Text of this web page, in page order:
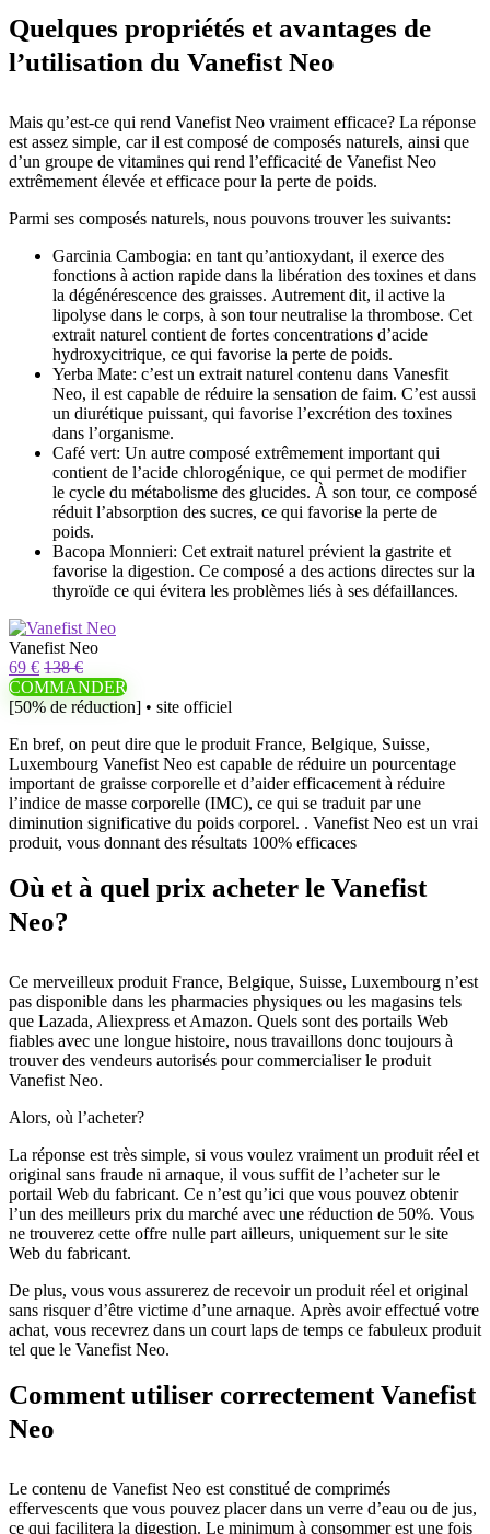
Quelques propriétés et avantages de
l’utilisation du Vanefist Neo
Mais qu’est-ce qui rend Vanefist Neo vraiment efficace? La réponse
est assez simple, car il est composé de composés naturels, ainsi que
d’un groupe de vitamines qui rend l’efficacité de Vanefist Neo
extrêmement élevée et efficace pour la perte de poids.
Parmi ses composés naturels, nous pouvons trouver les suivants:
Garcinia Cambogia: en tant qu’antioxydant, il exerce des
fonctions à action rapide dans la libération des toxines et dans
la dégénérescence des graisses. Autrement dit, il active la
lipolyse dans le corps, à son tour neutralise la thrombose. Cet
extrait naturel contient de fortes concentrations d’acide
hydroxycitrique, ce qui favorise la perte de poids.
Yerba Mate: c’est un extrait naturel contenu dans Vanesfit
Neo, il est capable de réduire la sensation de faim. C’est aussi
un diurétique puissant, qui favorise l’excrétion des toxines
dans l’organisme.
Café vert: Un autre composé extrêmement important qui
contient de l’acide chlorogénique, ce qui permet de modifier
le cycle du métabolisme des glucides. À son tour, ce composé
réduit l’absorption des sucres, ce qui favorise la perte de
poids.
Bacopa Monnieri: Cet extrait naturel prévient la gastrite et
favorise la digestion. Ce composé a des actions directes sur la
thyroïde ce qui évitera les problèmes liés à ses défaillances.
Vanefist Neo
69 € 138 €
COMMANDER
[50% de réduction] • site officiel
En bref, on peut dire que le produit France, Belgique, Suisse,
Luxembourg Vanefist Neo est capable de réduire un pourcentage
important de graisse corporelle et d’aider efficacement à réduire
l’indice de masse corporelle (IMC), ce qui se traduit par une
diminution significative du poids corporel. . Vanefist Neo est un vrai
produit, vous donnant des résultats 100% efficaces
Où et à quel prix acheter le Vanefist
Neo?
Ce merveilleux produit France, Belgique, Suisse, Luxembourg n’est
pas disponible dans les pharmacies physiques ou les magasins tels
que Lazada, Aliexpress et Amazon. Quels sont des portails Web
fiables avec une longue histoire, nous travaillons donc toujours à
trouver des vendeurs autorisés pour commercialiser le produit
Vanefist Neo.
Alors, où l’acheter?
La réponse est très simple, si vous voulez vraiment un produit réel et
original sans fraude ni arnaque, il vous suffit de l’acheter sur le
portail Web du fabricant. Ce n’est qu’ici que vous pouvez obtenir
l’un des meilleurs prix du marché avec une réduction de 50%. Vous
ne trouverez cette offre nulle part ailleurs, uniquement sur le site
Web du fabricant.
De plus, vous vous assurerez de recevoir un produit réel et original
sans risquer d’être victime d’une arnaque. Après avoir effectué votre
achat, vous recevrez dans un court laps de temps ce fabuleux produit
tel que le Vanefist Neo.
Comment utiliser correctement Vanefist
Neo
Le contenu de Vanefist Neo est constitué de comprimés
effervescents que vous pouvez placer dans un verre d’eau ou de jus,
ce qui facilitera la digestion. Le minimum à consommer est une fois